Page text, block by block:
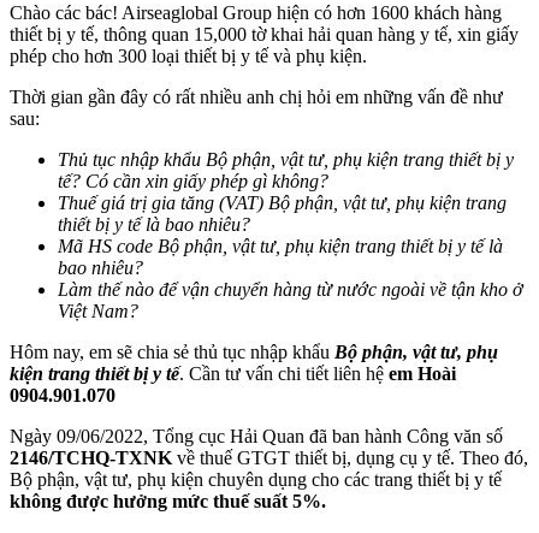
Chào các bác! Airseaglobal Group hiện có hơn 1600 khách hàng
thiết bị y tế, thông quan 15,000 tờ khai hải quan hàng y tế, xin giấy
phép cho hơn 300 loại thiết bị y tế và phụ kiện.
Thời gian gần đây có rất nhiều anh chị hỏi em những vấn đề như
sau:
Thủ tục nhập khẩu Bộ phận, vật tư, phụ kiện trang thiết bị y
tế? Có cần xin giấy phép gì không?
Thuế giá trị gia tăng (VAT) Bộ phận, vật tư, phụ kiện trang
thiết bị y tếlà bao nhiêu?
Mã HS code Bộ phận, vật tư, phụ kiện trang thiết bị y tế là
bao nhiêu?
Làm thế nào để vận chuyển hàng từ nước ngoài về tận kho ở
Việt Nam?
Hôm nay, em sẽ chia sẻ thủ tục nhập khẩu Bộ phận, vật tư, phụ
kiện trang thiết bị y tế. Cần tư vấn chi tiết liên hệ em Hoài
0904.901.070
Ngày 09/06/2022, Tổng cục Hải Quan đã ban hành Công văn số
2146/TCHQ-TXNK về thuế GTGT thiết bị, dụng cụ y tế. Theo đó,
Bộ phận, vật tư, phụ kiện chuyên dụng cho các trang thiết bị y tế
không được hưởng mức thuế suất 5%.